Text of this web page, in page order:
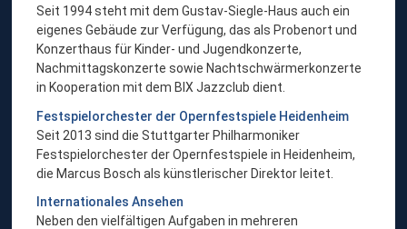
Seit 1994 steht mit dem Gustav-Siegle-Haus auch ein
eigenes Gebäude zur Verfügung, das als Probenort und
Konzerthaus für Kinder- und Jugendkonzerte,
Nachmittagskonzerte sowie Nachtschwärmerkonzerte
in Kooperation mit dem BIX Jazzclub dient.
Festspielorchester der Opernfestspiele Heidenheim
Seit 2013 sind die Stuttgarter Philharmoniker
Festspielorchester der Opernfestspiele in Heidenheim,
die Marcus Bosch als künstlerischer Direktor leitet.
Internationales Ansehen
Neben den vielfältigen Aufgaben in mehreren